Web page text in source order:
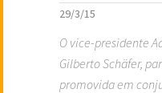
29/3/15
O vice-presidente
Gilberto Schäfer,
promovida em